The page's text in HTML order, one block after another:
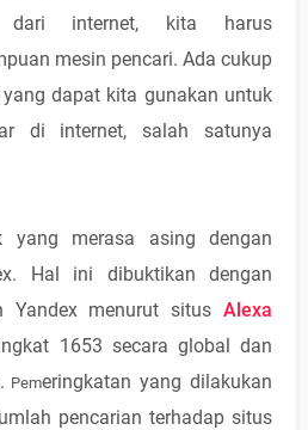
dari internet, kita harus
mesin pencari. Ada cukup
dapat kita gunakan untuk
di internet, salah satunya
yang merasa asing dengan
Hal ini dibuktikan dengan
Yandex menurut situs Alexa
1653 secara global dan
Pemeringkatan yang dilakukan
pencarian terhadap situs